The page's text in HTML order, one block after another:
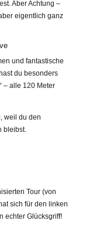
Aber Achtung –
eigentlich ganz
und fantastische
du besonders
– alle 120 Meter
weil du den
bleibst.
Tour (von
sich für den linken
echter Glücksgriff!